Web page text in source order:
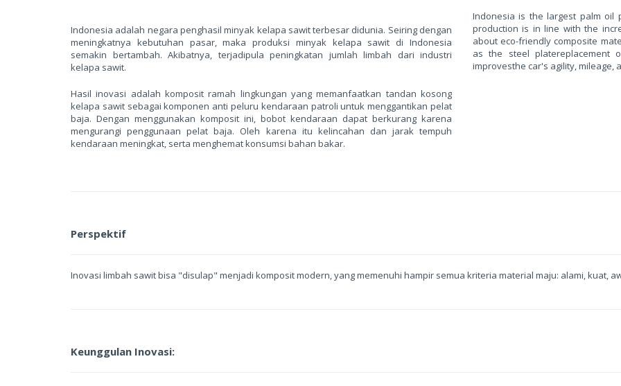
Indonesia adalah negara penghasil minyak kelapa sawit terbesar didunia. Seiring dengan
meningkatnya kebutuhan pasar, maka produksi minyak kelapa sawit di Indonesia
semakin bertambah. Akibatnya, terjadipula peningkatan jumlah limbah dari industri
kelapa sawit.
Hasil inovasi adalah komposit ramah lingkungan yang memanfaatkan tandan kosong
kelapa sawit sebagai komponen anti peluru kendaraan patroli untuk menggantikan pelat
baja. Dengan menggunakan komposit ini, bobot kendaraan dapat berkurang karena
mengurangi penggunaan pelat baja. Oleh karena itu kelincahan dan jarak tempuh
kendaraan meningkat, serta menghemat konsumsi bahan bakar.
Indonesia is the largest palm oil
production is in line with the
about eco-friendly composite
as the steel platereplacement
improvesthe car's agility, mileage,
Perspektif
Inovasi limbah sawit bisa "disulap" menjadi komposit modern, yang memenuhi hampir semua kriteria material maju: alami, kuat,
Keunggulan Inovasi: